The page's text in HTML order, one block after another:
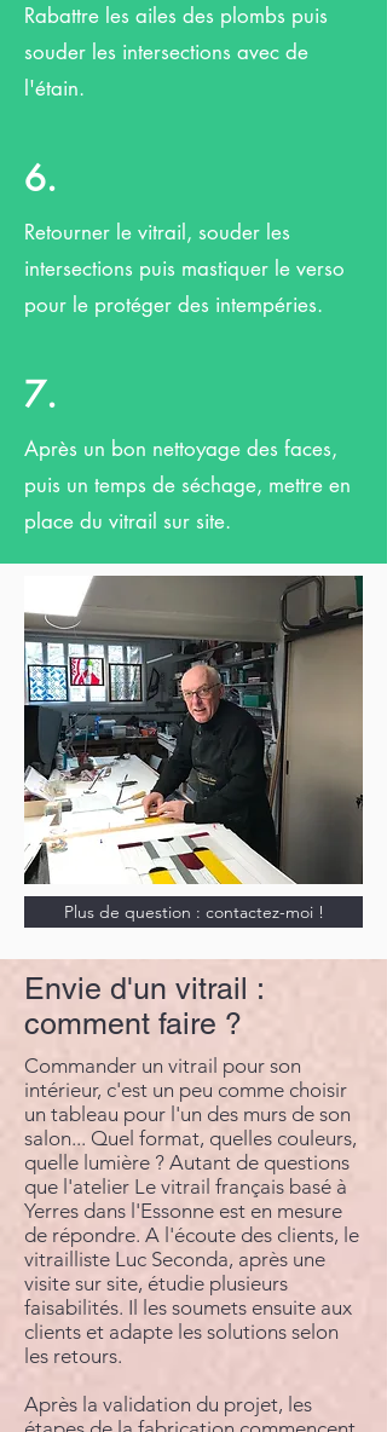
Rabattre les ailes des plombs puis
souder les intersections avec de
l'étain.
6.
Retourner le vitrail, souder les
intersections puis mastiquer le verso
pour le protéger des intempéries.
7.
Après un bon nettoyage des faces,
puis un temps de séchage, mettre en
place du vitrail sur site.
Plus de question : contactez-moi !
Envie d'un vitrail :
comment faire ?
Commander un vitrail pour son
intérieur, c'est un peu comme choisir
un tableau pour l'un des murs de son
salon... Quel format, quelles couleurs,
quelle lumière ? Autant de questions
que l'atelier Le vitrail français basé à
Yerres dans l'Essonne est en mesure
de répondre. A l'écoute des clients, le
vitrailliste Luc Seconda, après une
visite sur site, étudie plusieurs
faisabilités. Il les soumets ensuite aux
clients et adapte les solutions selon
les retours.
Après la validation du projet, les